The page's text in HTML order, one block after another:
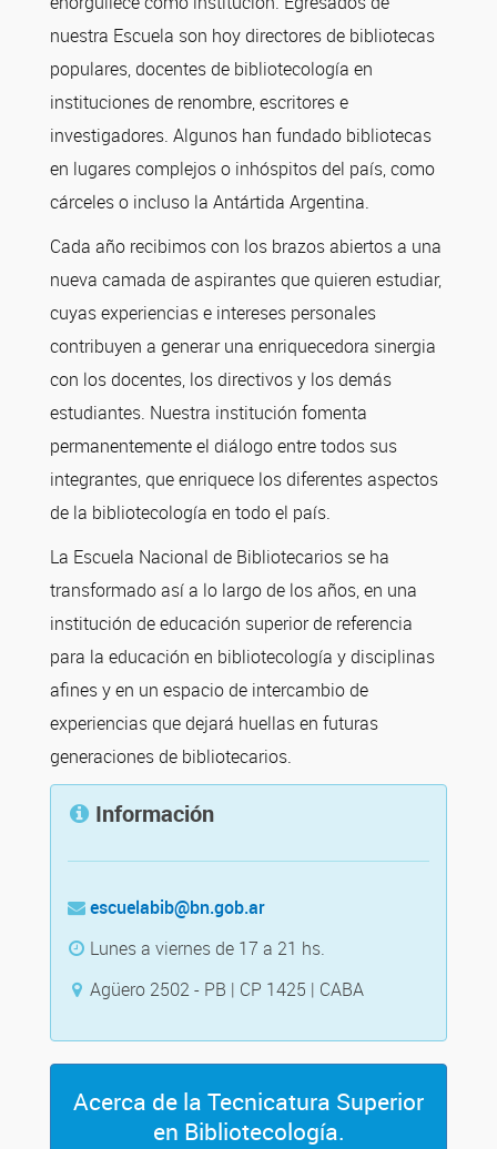
nuestra Escuela son hoy directores de bibliotecas
populares, docentes de bibliotecología en
instituciones de renombre, escritores e
investigadores. Algunos han fundado bibliotecas
en lugares complejos o inhóspitos del país, como
cárceles o incluso la Antártida Argentina.
Cada año recibimos con los brazos abiertos a una
nueva camada de aspirantes que quieren estudiar,
cuyas experiencias e intereses personales
contribuyen a generar una enriquecedora sinergia
con los docentes, los directivos y los demás
estudiantes. Nuestra institución fomenta
permanentemente el diálogo entre todos sus
integrantes, que enriquece los diferentes aspectos
de la bibliotecología en todo el país.
La Escuela Nacional de Bibliotecarios se ha
transformado así a lo largo de los años, en una
institución de educación superior de referencia
para la educación en bibliotecología y disciplinas
afines y en un espacio de intercambio de
experiencias que dejará huellas en futuras
generaciones de bibliotecarios.
Información
escuelabib@bn.gob.ar
Lunes a viernes de 17 a 21 hs.
Agüero 2502 - PB | CP 1425 | CABA
Acerca de la Tecnicatura Superior
en Bibliotecología.